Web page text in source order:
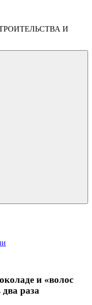
И
и «волос
раза